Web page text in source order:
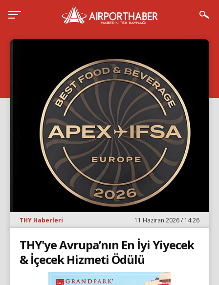
THY Haberleri 11 Haziran 2026 / 14:26
THY'ye Avrupa’nın En İyi Yiyecek
& İçecek Hizmeti Ödülü